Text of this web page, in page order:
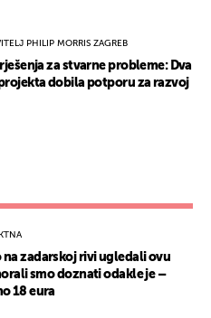
PHILIP MORRIS ZAGREB
za stvarne probleme: Dva
dobila potporu za razvoj
na zadarskoj rivi ugledali ovu
smo doznati odakle je –
18 eura